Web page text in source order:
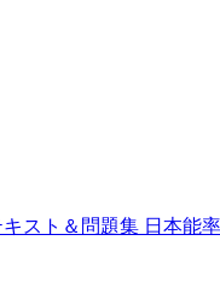
スト＆問題集 日本能